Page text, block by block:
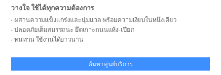
วางใจ ใช้ได้ทุกความต้องการ
ผสานความแข็งแกร่งและนุ่มนวล พร้อมความเงียบในหนึ่งเดียว
ปลอดภัยเต็มสมรรถนะ ยึดเกาะถนนแห้ง-เปียก
ทนทาน ใช้งานได้ยาวนาน
ค้นหาศูนย์บริการ